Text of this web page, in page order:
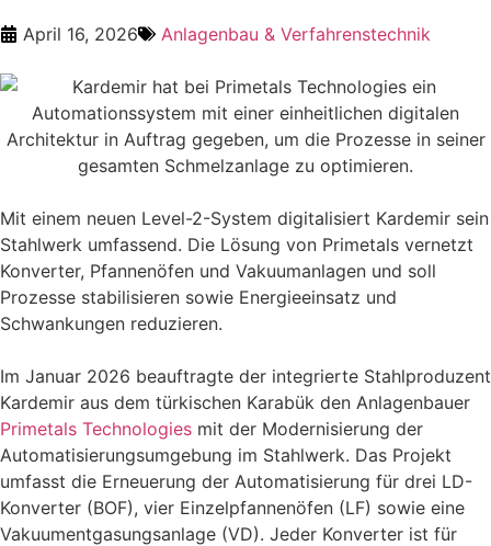
April 16, 2026 Anlagenbau & Verfahrenstechnik
Mit einem neuen Level-2-System digitalisiert Kardemir sein
Stahlwerk umfassend. Die Lösung von Primetals vernetzt
Konverter, Pfannenöfen und Vakuumanlagen und soll
Prozesse stabilisieren sowie Energieeinsatz und
Schwankungen reduzieren.
Im Januar 2026 beauftragte der integrierte Stahlproduzent
Kardemir aus dem türkischen Karabük den Anlagenbauer
Primetals Technologies mit der Modernisierung der
Automatisierungsumgebung im Stahlwerk. Das Projekt
umfasst die Erneuerung der Automatisierung für drei LD-
Konverter (BOF), vier Einzelpfannenöfen (LF) sowie eine
Vakuumentgasungsanlage (VD). Jeder Konverter ist für